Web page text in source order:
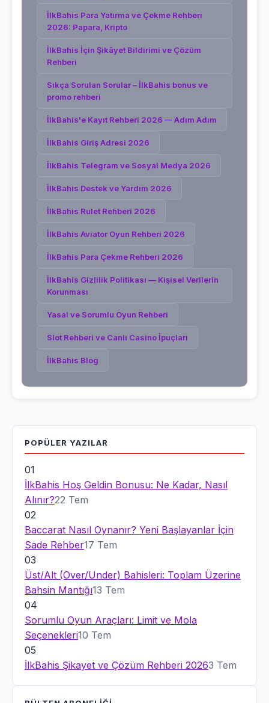
İlkBahis Para Yatırma ve Çekme Rehberi
2026: Papara, Kripto
İlkBahis İçin Şikâyet Bildirimi ve Çözüm
Rehberi
Sıkça Sorulan Sorular – İlkBahis bonus ve
promo rehberi
İlkBahis'e Kayıt Rehberi 2026 — Adım Adım
İlkBahis Giriş Adresi 2026
İlkBahis Telegram ve Sosyal Medya 2026
İlkBahis Destek ve Yardım 2026
İlkBahis Rulet Rehberi 2026
İlkBahis Aviator Oyun Rehberi 2026
İlkBahis Para Çekme Rehberi 2026
İlkBahis Gizlilik Politikası — Kişisel Verilerin
Korunması
Yasal ve Sorumlu Oyun Rehberi
Slot Rehberi ve Canlı Casino İpuçları
İlkBahis Blog
POPÜLER YAZILAR
01
İlkBahis Hoş Geldin Bonusu: Ne Kadar, Nasıl
Alınır?22 Tem
02
Baccarat Nasıl Oynanır? Yeni Başlayanlar İçin
Sade Rehber17 Tem
03
Üst/Alt (Over/Under) Bahisleri: Toplam Üzerine
Bahsin Mantığı13 Tem
04
Sorumlu Oyun Araçları: Limit ve Mola
Seçenekleri10 Tem
05
İlkBahis Şikayet ve Çözüm Rehberi 20263 Tem